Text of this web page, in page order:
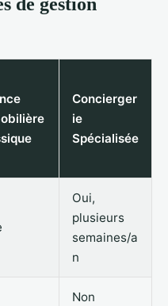
de gestion
Concierger
ie
Spécialisée
Oui,
plusieurs
semaines/a
n
Non